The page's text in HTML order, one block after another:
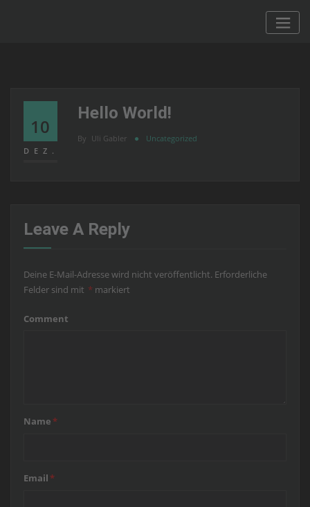
10
DEZ.
Hello World!
By Uli Gabler Uncategorized
Leave A Reply
Deine E-Mail-Adresse wird nicht veröffentlicht. Erforderliche
Felder sind mit * markiert
Comment
Name*
Email*